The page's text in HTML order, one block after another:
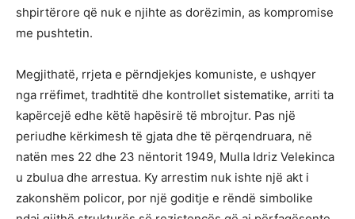
shpirtërore që nuk e njihte as dorëzimin, as kompromise
me pushtetin.
Megjithatë, rrjeta e përndjekjes komuniste, e ushqyer
nga rrëfimet, tradhtitë dhe kontrollet sistematike, arriti ta
kapërcejë edhe këtë hapësirë të mbrojtur. Pas një
periudhe kërkimesh të gjata dhe të përqendruara, në
natën mes 22 dhe 23 nëntorit 1949, Mulla Idriz Velekinca
u zbulua dhe arrestua. Ky arrestim nuk ishte një akt i
zakonshëm policor, por një goditje e rëndë simbolike